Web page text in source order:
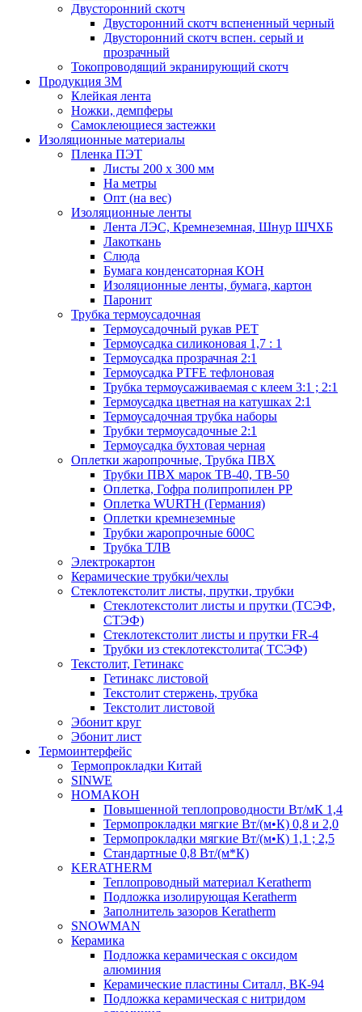
Двусторонний скотч
Двусторонний скотч вспененный черный
Двусторонний скотч вспен. серый и
прозрачный
Токопроводящий экранирующий скотч
Продукция 3M
Клейкая лента
Ножки, демпферы
Самоклеющиеся застежки
Изоляционные материалы
Пленка ПЭТ
Листы 200 х 300 мм
На метры
Опт (на вес)
Изоляционные ленты
Лента ЛЭС, Кремнеземная, Шнур ШЧХБ
Лакоткань
Слюда
Бумага конденсаторная КОН
Изоляционные ленты, бумага, картон
Паронит
Трубка термоусадочная
Термоусадочный рукав PET
Термоусадка силиконовая 1,7 : 1
Термоусадка прозрачная 2:1
Термоусадка PTFE тефлоновая
Трубка термоусаживаемая с клеем 3:1 ; 2:1
Термоусадка цветная на катушках 2:1
Термоусадочная трубка наборы
Трубки термоусадочные 2:1
Термоусадка бухтовая черная
Оплетки жаропрочные, Трубка ПВХ
Трубки ПВХ марок ТВ-40, ТВ-50
Оплетка, Гофра полипропилен PP
Оплетка WURTH (Германия)
Оплетки кремнеземные
Трубки жаропрочные 600С
Трубка ТЛВ
Электрокартон
Керамические трубки/чехлы
Cтеклотекстолит листы, прутки, трубки
Стеклотекстолит листы и прутки (ТСЭФ,
СТЭФ)
Стеклотекстолит листы и прутки FR-4
Трубки из стеклотекстолита( ТСЭФ)
Текстолит, Гетинакс
Гетинакс листовой
Текстолит стержень, трубка
Текстолит листовой
Эбонит круг
Эбонит лист
Термоинтерфейс
Термопрокладки Китай
SINWE
НОМАКОН
Повышенной теплопроводности Вт/мК 1,4
Термопрокладки мягкие Вт/(м•К) 0,8 и 2,0
Термопрокладки мягкие Вт/(м•К) 1,1 ; 2,5
Стандартные 0,8 Вт/(м*К)
KERATHERM
Теплопроводный материал Keratherm
Подложка изолирующая Keratherm
Заполнитель зазоров Keratherm
SNOWMAN
Керамика
Подложка керамическая с оксидом
алюминия
Керамические пластины Ситалл, ВК-94
Подложка керамическая с нитридом